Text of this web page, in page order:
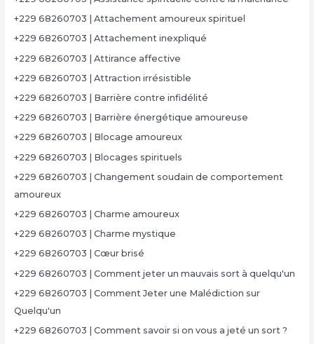
+229 68260703 | Attachement amoureux spirituel
+229 68260703 | Attachement inexpliqué
+229 68260703 | Attirance affective
+229 68260703 | Attraction irrésistible
+229 68260703 | Barrière contre infidélité
+229 68260703 | Barrière énergétique amoureuse
+229 68260703 | Blocage amoureux
+229 68260703 | Blocages spirituels
+229 68260703 | Changement soudain de comportement
amoureux
+229 68260703 | Charme amoureux
+229 68260703 | Charme mystique
+229 68260703 | Cœur brisé
+229 68260703 | Comment jeter un mauvais sort à quelqu'un
+229 68260703 | Comment Jeter une Malédiction sur
Quelqu'un
+229 68260703 | Comment savoir si on vous a jeté un sort ?